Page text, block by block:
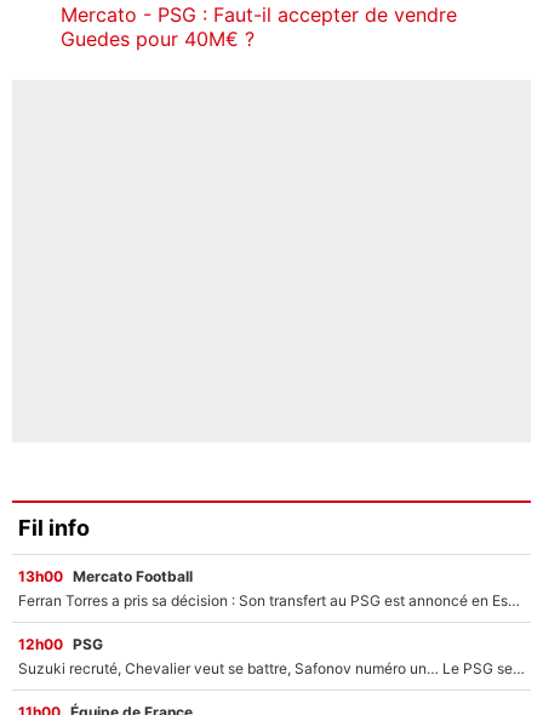
Mercato - PSG : Faut-il accepter de vendre
Guedes pour 40M€ ?
Fil info
13h00 Mercato Football
Ferran Torres a pris sa décision : Son transfert au PSG est annoncé en Espagne !
12h00 PSG
Suzuki recruté, Chevalier veut se battre, Safonov numéro un… Le PSG se lance encore dans un gros chantier pour le poste de gardien de but